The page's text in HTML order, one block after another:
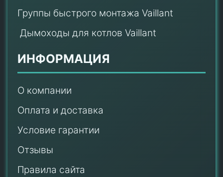
Группы быстрого монтажа Vaillant
Дымоходы для котлов Vaillant
ИНФОРМАЦИЯ
О компании
Оплата и доставка
Условие гарантии
Отзывы
Правила сайта